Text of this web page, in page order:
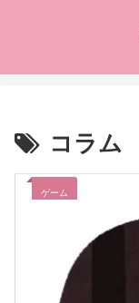
コラム
ゲーム